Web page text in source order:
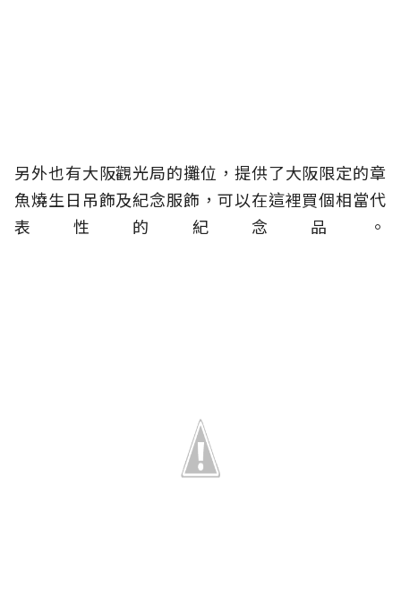
另外也有大阪觀光局的攤位，提供了大阪限定的章
魚燒生日吊飾及紀念服飾，可以在這裡買個相當代
表性的紀念品。